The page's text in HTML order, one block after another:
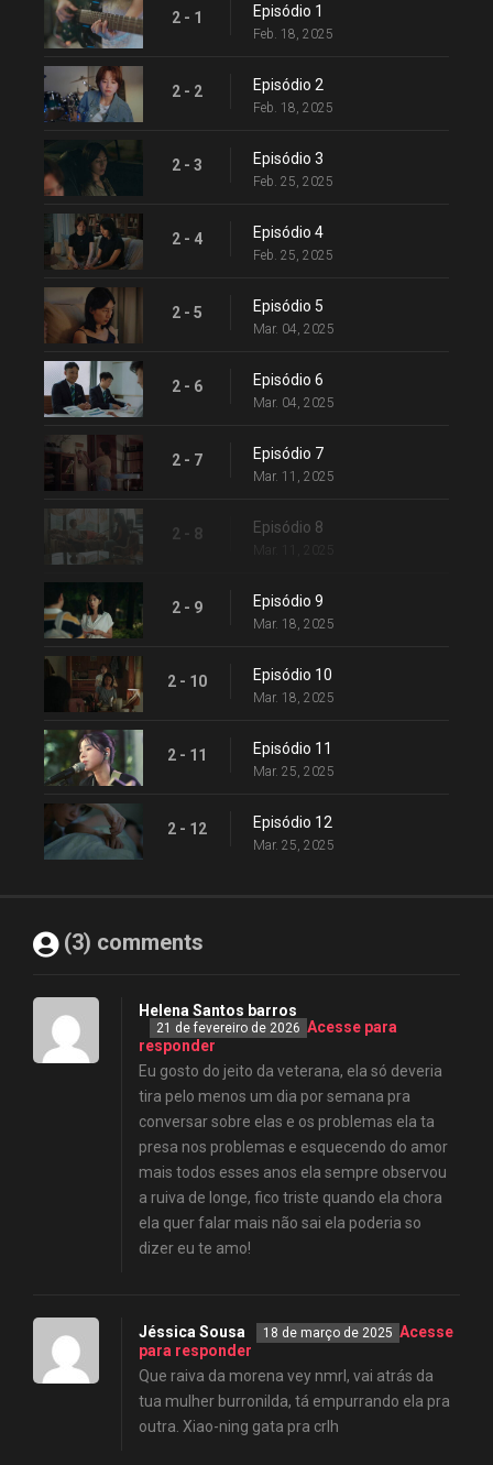
2 - 1 Episódio 1
Feb. 18, 2025
2 - 2 Episódio 2
Feb. 18, 2025
2 - 3 Episódio 3
Feb. 25, 2025
2 - 4 Episódio 4
Feb. 25, 2025
2 - 5 Episódio 5
Mar. 04, 2025
2 - 6 Episódio 6
Mar. 04, 2025
2 - 7 Episódio 7
Mar. 11, 2025
2 - 8 Episódio 8
2 - 9 Episódio 9
Mar. 18, 2025
2 - 10 Episódio 10
Mar. 18, 2025
2 - 11 Episódio 11
Mar. 25, 2025
2 - 12 Episódio 12
Mar. 25, 2025
(3) comments
Helena Santos barros
21 de fevereiro de 2026 Acesse para
responder
Eu gosto do jeito da veterana, ela só deveria
tira pelo menos um dia por semana pra
conversar sobre elas e os problemas ela ta
presa nos problemas e esquecendo do amor
mais todos esses anos ela sempre observou
a ruiva de longe, fico triste quando ela chora
ela quer falar mais não sai ela poderia so
dizer eu te amo!
Jéssica Sousa 18 de março de 2025 Acesse
para responder
Que raiva da morena vey nmrl, vai atrás da
tua mulher burronilda, tá empurrando ela pra
outra. Xiao-ning gata pra crlh